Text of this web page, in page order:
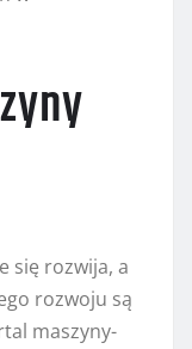
się rozwija, a
rozwoju są
maszyny-